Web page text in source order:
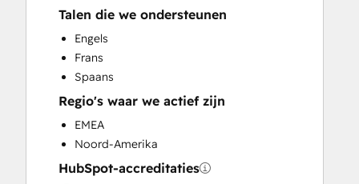
Service Hub Enterprise Onboarding
Talen die we ondersteunen
Engels
Frans
Spaans
Regio's waar we actief zijn
EMEA
Noord-Amerika
HubSpot-accreditaties